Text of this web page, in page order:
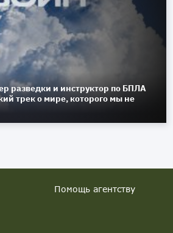
разведки и инструктор по БПЛА
трек о мире, которого мы не
Помощь агентству